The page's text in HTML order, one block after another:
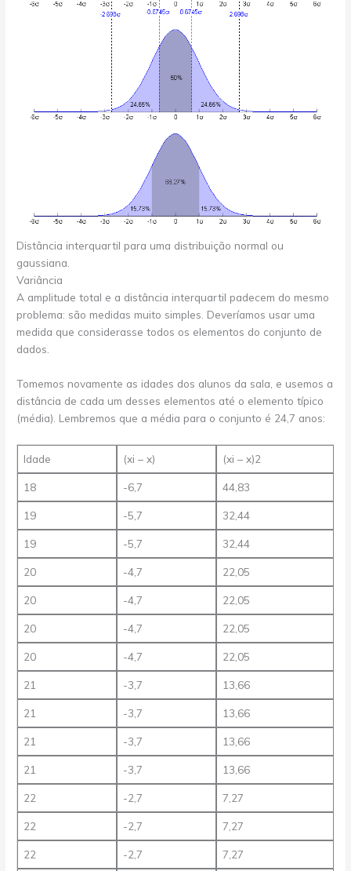
Distância interquartil para uma distribuição normal ou
gaussiana.
Variância
A amplitude total e a distância interquartil padecem do mesmo
problema: são medidas muito simples. Deveríamos usar uma
medida que considerasse todos os elementos do conjunto de
dados.
Tomemos novamente as idades dos alunos da sala, e usemos a
distância de cada um desses elementos até o elemento típico
(média). Lembremos que a média para o conjunto é 24,7 anos:
Idade (xi – x) (xi – x)2
18 -6,7 44,83
19 -5,7 32,44
19 -5,7 32,44
20 -4,7 22,05
20 -4,7 22,05
20 -4,7 22,05
20 -4,7 22,05
21 -3,7 13,66
21 -3,7 13,66
21 -3,7 13,66
21 -3,7 13,66
22 -2,7 7,27
22 -2,7 7,27
22 -2,7 7,27